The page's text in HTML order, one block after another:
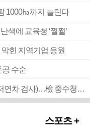
1000㏊까지 늘린다
색에 교육청 ‘쩔쩔’
힌 지역기업 응원
공 수순
■ 검사 신분 버리고 직급하향(10년 이하 저연차 검사)…檢 중수청행 기피
스포츠 +